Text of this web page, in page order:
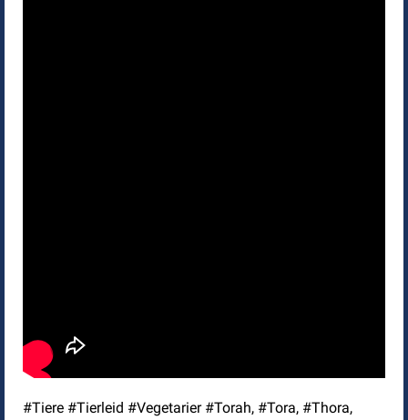
#Tiere #Tierleid #Vegetarier #Torah, #Tora, #Thora,